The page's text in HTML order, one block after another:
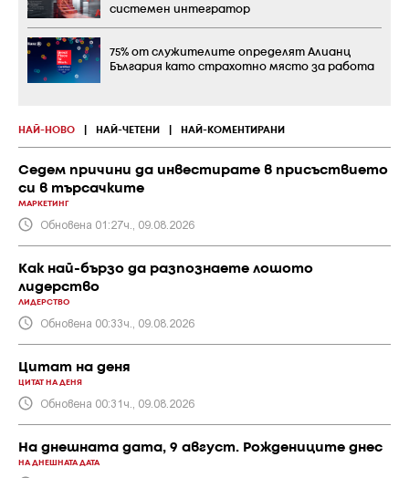
НАЙ-НОВО НАЙ-ЧЕТЕНИ НАЙ-КОМЕНТИРАНИ
Седем причини да инвестирате в присъствието
си в търсачките
МАРКЕТИНГ
Обновена 01:27ч., 09.08.2026
Как най-бързо да разпознаете лошото
лидерство
ЛИДЕРСТВО
Обновена 00:33ч., 09.08.2026
Цитат на деня
ЦИТАТ НА ДЕНЯ
Обновена 00:31ч., 09.08.2026
На днешната дата, 9 август. Рождениците днес
НА ДНЕШНАТА ДАТА
системен интегратор
75% от служителите определят Алианц
България като страхотно място за работа